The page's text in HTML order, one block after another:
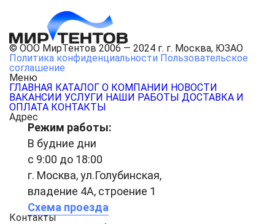
© ООО МирТентов 2006 — 2024 г. г. Москва, ЮЗАО
Политика конфиденциальности Пользовательское
соглашение
Меню
ГЛАВНАЯ КАТАЛОГ О КОМПАНИИ НОВОСТИ
ВАКАНСИИ УСЛУГИ НАШИ РАБОТЫ ДОСТАВКА И
ОПЛАТА КОНТАКТЫ
Адрес
Режим работы:
В будние дни
с 9:00 до 18:00
г. Москва, ул.Голубинская,
владение 4А, строение 1
Схема проезда
Контакты